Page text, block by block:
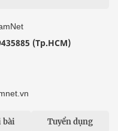
(Tp.HCM)
bài Tuyển dụng